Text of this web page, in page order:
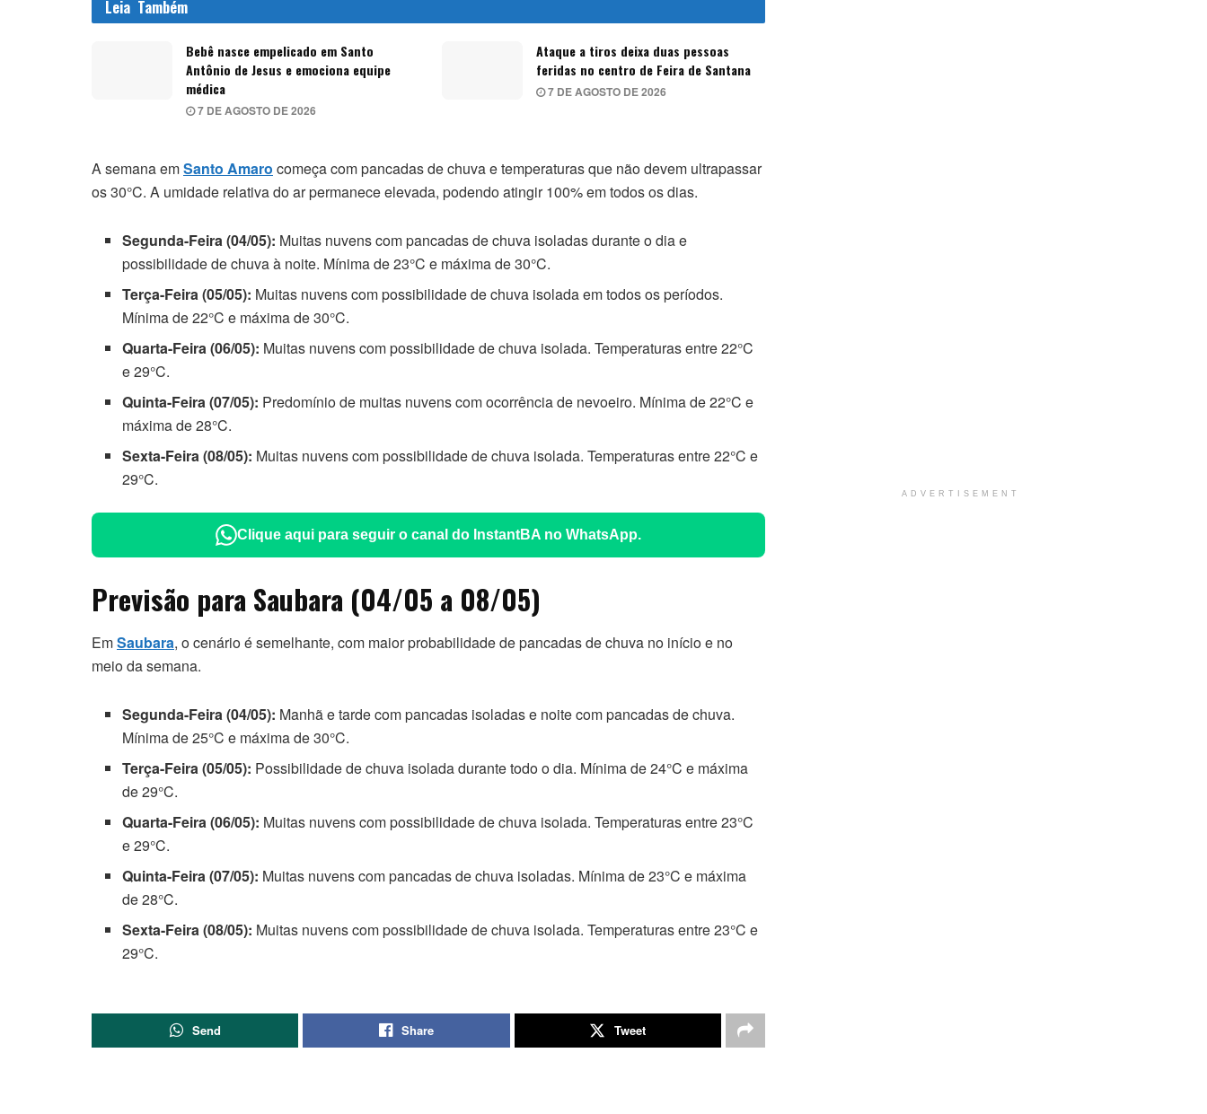
Leia Também
Bebê nasce empelicado em Santo
Antônio de Jesus e emociona equipe
médica
7 DE AGOSTO DE 2026
Ataque a tiros deixa duas pessoas
feridas no centro de Feira de Santana
7 DE AGOSTO DE 2026
A semana emSanto Amaro começa com pancadas de chuva e temperaturas que não devem ultrapassar
os 30°C. A umidade relativa do ar permanece elevada, podendo atingir 100% em todos os dias.
Segunda-Feira (04/05): Muitas nuvens com pancadas de chuva isoladas durante o dia e
possibilidade de chuva à noite. Mínima de 23°C e máxima de 30°C.
Terça-Feira (05/05): Muitas nuvens com possibilidade de chuva isolada em todos os períodos.
Mínima de 22°C e máxima de 30°C.
Quarta-Feira (06/05): Muitas nuvens com possibilidade de chuva isolada. Temperaturas entre 22°C
e 29°C.
Quinta-Feira (07/05): Predomínio de muitas nuvens com ocorrência de nevoeiro. Mínima de 22°C e
máxima de 28°C.
Sexta-Feira (08/05): Muitas nuvens com possibilidade de chuva isolada. Temperaturas entre 22°C e
29°C.
Clique aqui para seguir o canal do InstantBA no WhatsApp.
Previsão para Saubara (04/05 a 08/05)
EmSaubara, o cenário é semelhante, com maior probabilidade de pancadas de chuva no início e no
meio da semana.
Segunda-Feira (04/05): Manhã e tarde com pancadas isoladas e noite com pancadas de chuva.
Mínima de 25°C e máxima de 30°C.
Terça-Feira (05/05): Possibilidade de chuva isolada durante todo o dia. Mínima de 24°C e máxima
de 29°C.
Quarta-Feira (06/05): Muitas nuvens com possibilidade de chuva isolada. Temperaturas entre 23°C
e 29°C.
Quinta-Feira (07/05): Muitas nuvens com pancadas de chuva isoladas. Mínima de 23°C e máxima
de 28°C.
Sexta-Feira (08/05): Muitas nuvens com possibilidade de chuva isolada. Temperaturas entre 23°C e
29°C.
Send Share Tweet
ADVERTISEMENT